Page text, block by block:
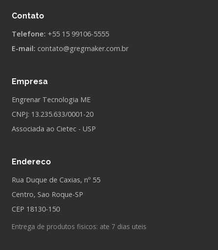
Contato
Telefone: +55 15 99106-5555
E-mail: contato@gregmaker.com.br
Empresa
Engrenar Tecnologia ME
CNPJ: 13.235.633/0001-20
Associada ao Cietec - USP
Endereco
Rua Duque de Caxias, nº 55
Centro, Sao Roque-SP
CEP 18130-150
Entrega de produtos fisicos: ate 7 dias uteis